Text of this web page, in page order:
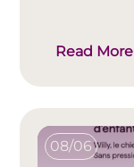
Read More
08/06